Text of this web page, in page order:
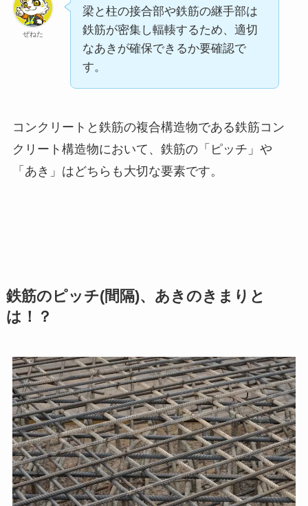
ぜねた
梁と柱の接合部や鉄筋の継手部は
鉄筋が密集し輻輳するため、適切
なあきが確保できるか要確認で
す。
コンクリートと鉄筋の複合構造物である鉄筋コン
クリート構造物において、鉄筋の「ピッチ」や
「あき」はどちらも大切な要素です。
鉄筋のピッチ(間隔)、あきのきまりと
は！？